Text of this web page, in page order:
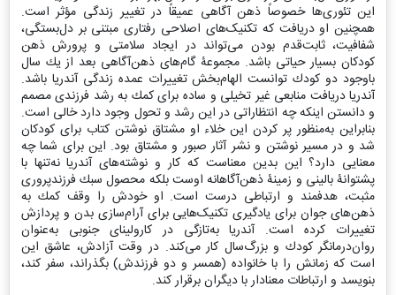
این تئوری‌ها خصوصاً ذهن آگاهی عمیقاً در تغییر زندگی مؤثر است.
همچنین او دریافت كه تکنیک‌های اصلاحی رفتاری مبتنی بر دل‌بستگی،
شفافیت، ثابت‌قدم بودن می‌تواند در ایجاد سلامتی و پرورش ذهن
كودكان بسیار حیاتی باشد. مجموعۀ گام‌های ذهن‌آگاهی بعد از یك سال
باوجود دو كودك توانست الهام‌بخش تغییرات عمده زندگی آندریا باشد.
آندریا دریافت منابعی غیر تخیلی و ساده برای كمك به رشد فرزندی مصمم
و دانستن اینكه چه انتظاراتی در این رشد و تحول وجود دارد خالی است.
بنابراین به‌منظور پر كردن این خلاء او مشتاق نوشتن كتاب برای كودكان
شد و در مسیر نوشتن و نشر آثار صبور و مشتاق بود. این برای شما چه
معنایی دارد؟ این بدین معناست كه كار و نوشته‌های آندریا نه‌تنها با
پشتوانۀ بالینی و زمینۀ ذهن‌آگاهانه اوست بلكه محصول سبك فرزند‌پروری
مثبت، هدفمند و ارتباطی درست است. او خودش را وقف كمك به
ذهن‌های جوان برای یادگیری تکنیک‌هایی برای آرام‌سازی بدن و پردازش
تغییرات كرده است. آندریا به‌تازگی در كارولینای جنوبی به‌عنوان
روان‌درمانگر كودك و بزرگ‌سال كار می‌کند. در وقت آزادش، عاشق این
است كه زمانش را با خانواده (همسر و دو فرزندش) بگذراند، سفر كند،
بنویسد و ارتباطات معنادار با دیگران برقرار كند.